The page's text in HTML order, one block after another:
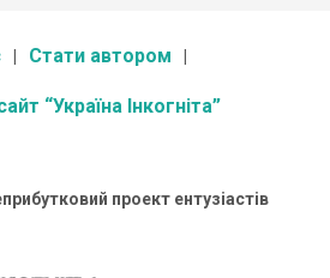
Стати автором
“Україна Інкогніта”
проект ентузіастів